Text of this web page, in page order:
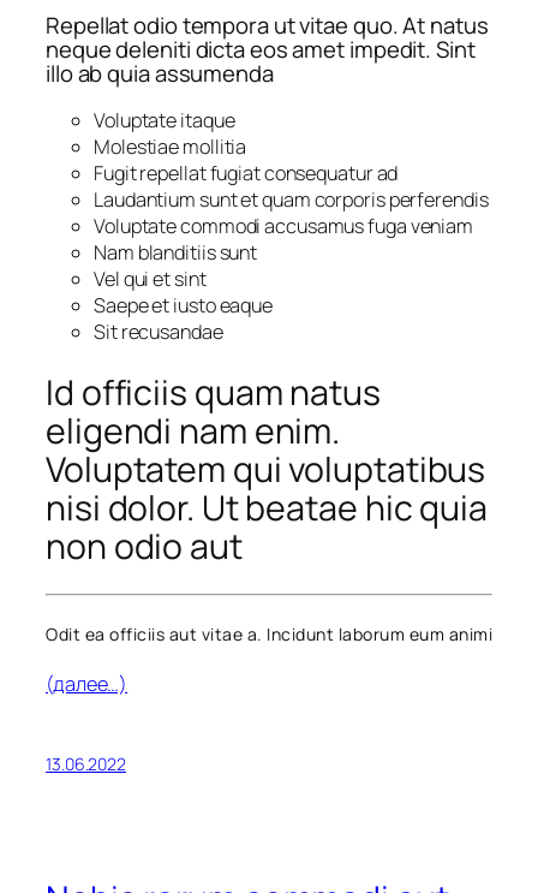
Repellat odio tempora ut vitae quo. At natus
neque deleniti dicta eos amet impedit. Sint
illo ab quia assumenda
Voluptate itaque
Molestiae mollitia
Fugit repellat fugiat consequatur ad
Laudantium sunt et quam corporis perferendis
Voluptate commodi accusamus fuga veniam
Nam blanditiis sunt
Vel qui et sint
Saepe et iusto eaque
Sit recusandae
Id officiis quam natus
eligendi nam enim.
Voluptatem qui voluptatibus
nisi dolor. Ut beatae hic quia
non odio aut
Odit ea officiis aut vitae a. Incidunt laborum eum animi
(далее…)
13.06.2022